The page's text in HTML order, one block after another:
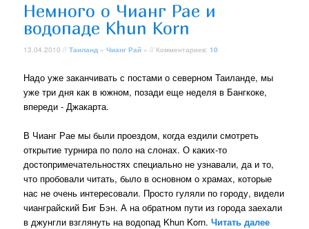
Немного о Чианг Рае и
водопаде Khun Korn
13.04.2010 //Таиланд »Чианг Рай » // Комментариев:10
Надо уже заканчивать с постами о северном Таиланде, мы
уже три дня как в южном, позади еще неделя в Бангкоке,
впереди - Джакарта.
В Чианг Рае мы были проездом, когда ездили смотреть
открытие турнира по поло на слонах. О каких-то
достопримечательностях специально не узнавали, да и то,
что пробовали читать, было в основном о храмах, которые
нас не очень интересовали. Просто гуляли по городу, видели
чианграйский Биг Бэн. А на обратном пути из города заехали
в джунгли взглянуть на водопад Khun Korn.Читать далее